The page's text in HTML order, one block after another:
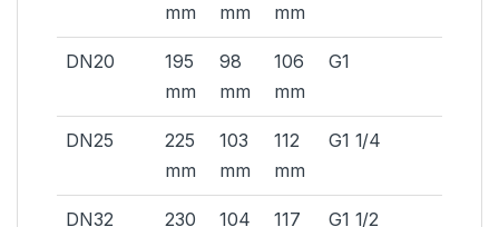
mm
mm
mm
DN20
195
mm
98
mm
106
mm
G1
DN25
225
mm
103
mm
112
mm
G1 1/4
DN32
230
104
117
G1 1/2